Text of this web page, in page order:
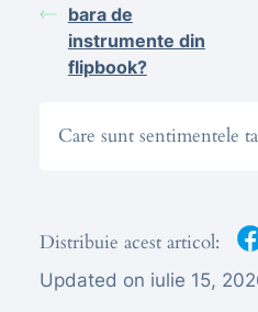
bara de
instrumente din
flipbook?
Care sunt sentimentele
Distribuie acest articol:
Updated on iulie 15,